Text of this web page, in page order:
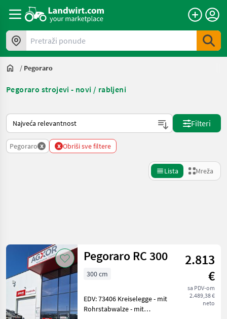
Pretraži ponude
/ Pegoraro
Pegoraro strojevi - novi / rabljeni
Način na koji sortira Landwirt.com
Filteri
Pegoraro x x Obriši sve filtere
Lista Mreža
Kategorija 1 Država Filteri
TRENUTNA
PUTANJA
Pegoraro
Resetuj
Prikaži 4
rezultata
Pegoraro RC 300
2.813
€
sa PDV-om
2.489,38 €
neto
300 cm
EDV: 73406 Kreiselegge - mit
Rohrstabwalze - mit